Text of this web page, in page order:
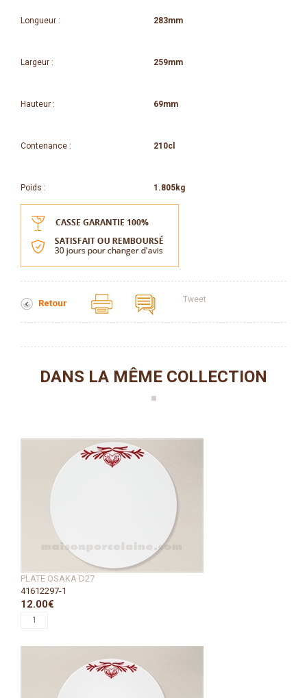
Longueur : 283mm
Largeur : 259mm
Hauteur : 69mm
Contenance : 210cl
Poids : 1.805kg
Retour Tweet
DANS LA MÊME COLLECTION
PLATE OSAKA D27
41612297-1
12.00€